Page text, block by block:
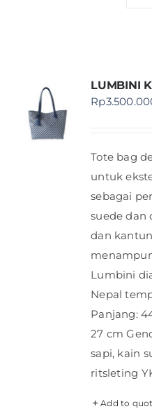
Shop
LUMBINI
Rp
Tote bag
untuk
sebagai
suede dan
dan
Lumbini
Nepal
Panjang:
27 cm
sapi, kain
ritsleting
Add to